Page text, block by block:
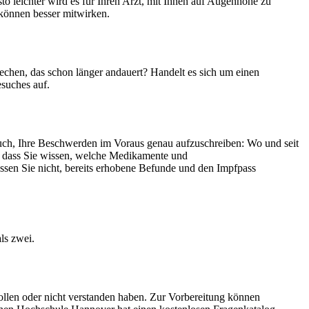
besser mitwirken.
das schon länger andauert? Handelt es sich um einen
auf.
Ihre Beschwerden im Voraus genau aufzuschreiben: Wo und seit
Sie wissen, welche Medikamente und
Sie nicht, bereits erhobene Befunde und den Impfpass
zwei.
oder nicht verstanden haben. Zur Vorbereitung können